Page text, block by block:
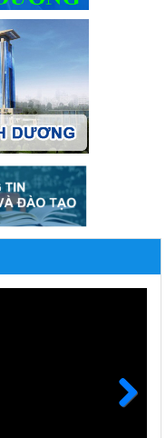
giao thông cho nụ
giáo viên trung học
thông cho nụ cười
trung học năm học
dùng tiền mặt các
2024 và các năm
tiền mặt các khoản
và các năm tiếp theo
sức đến trường" năm